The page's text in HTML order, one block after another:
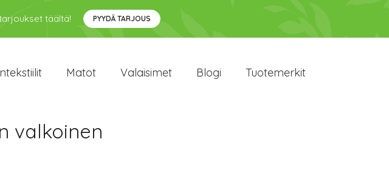
täältä! PYYDÄ TARJOUS
Matot Valaisimet Blogi Tuotemerkit
valkoinen